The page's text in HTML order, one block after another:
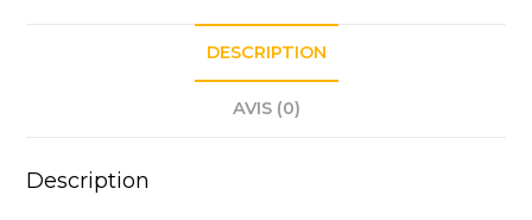
DESCRIPTION
AVIS (0)
Description